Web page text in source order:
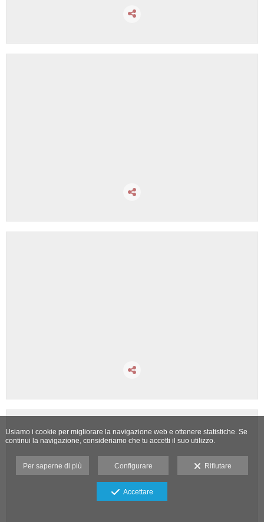
Usiamo i cookie per migliorare la navigazione web e ottenere statistiche. Se
continui la navigazione, consideriamo che tu accetti il suo utilizzo.
Per saperne di più Configurare Rifiutare
Accettare